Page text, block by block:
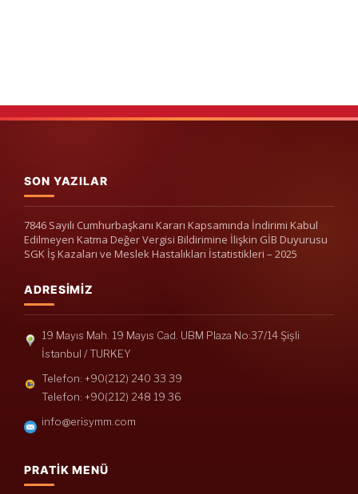
SON YAZILAR
7846 Sayılı Cumhurbaşkanı Kararı Kapsamında İndirimi Kabul
Edilmeyen Katma Değer Vergisi Bildirimine İlişkin GİB Duyurusu
SGK İş Kazaları ve Meslek Hastalıkları İstatistikleri – 2025
ADRESIMIZ
19 Mayıs Mah. 19 Mayıs Cad. UBM Plaza No:37/14 Şişli
İstanbul / TURKEY
Telefon: +90(212) 240 33 39
Telefon: +90(212) 248 19 36
info@erisymm.com
PRATIK MENÜ